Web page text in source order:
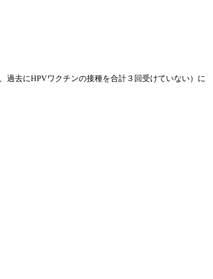
過去にHPVワクチンの接種を合計３回受けていない）に